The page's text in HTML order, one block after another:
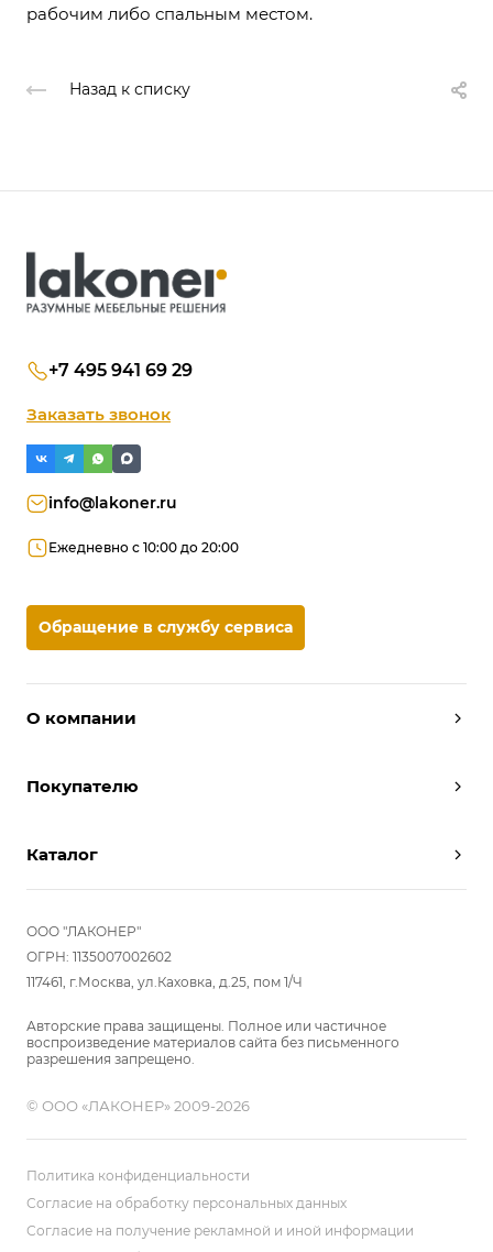
рабочим либо спальным местом.
Назад к списку
О компании
Условия работы
Отзывы
Вопрос-ответ
Покупателю
Вызвать дизайнера
Реализованные проекты
Комплектуем шкаф-купе
Каталог
Шкафы
Прихожие
Гостиные
Гардеробные
Детские
Кухни
Мебель в ванную
Распродажа
Двери и перегородки
Библиотеки, домашний офис
Мягкие панели
ООО "ЛАКОНЕР"
ОГРН: 1135007002602
117461, г.Москва, ул.Каховка, д.25, пом 1/Ч
Авторские права защищены. Полное или частичное
воспроизведение материалов сайта без письменного
разрешения запрещено.
© ООО «ЛАКОНЕР» 2009-2026
+7 495 941 69 29
Заказать звонок
info@lakoner.ru
Ежедневно с 10:00 до 20:00
Обращение в службу сервиса
Политика конфиденциальности
Согласие на обработку персональных данных
Согласие на получение рекламной и иной информации